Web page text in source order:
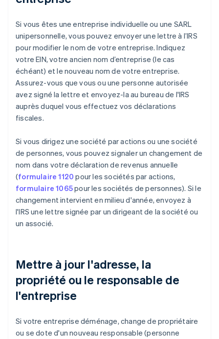
Si vous êtes une entreprise individuelle ou une SARL
unipersonnelle, vous pouvez envoyer une lettre à l’IRS
pour modifier le nom de votre entreprise. Indiquez
votre EIN, votre ancien nom d’entreprise (le cas
échéant) et le nouveau nom de votre entreprise.
Assurez-vous que vous ou une personne autorisée
avez signé la lettre et envoyez-la au bureau de l'IRS
auprès duquel vous effectuez vos déclarations
fiscales.
Si vous dirigez une société par actions ou une société
de personnes, vous pouvez signaler un changement de
nom dans votre déclaration de revenus annuelle
(formulaire 1120 pour les sociétés par actions,
formulaire 1065pour les sociétés de personnes). Si le
changement intervient en milieu d'année, envoyez à
l'IRS une lettre signée par un dirigeant de la société ou
un associé.
Mettre à jour l'adresse, la
propriété ou le responsable de
l'entreprise
Si votre entreprise déménage, change de propriétaire
ou se dote d'un nouveau responsable (personne